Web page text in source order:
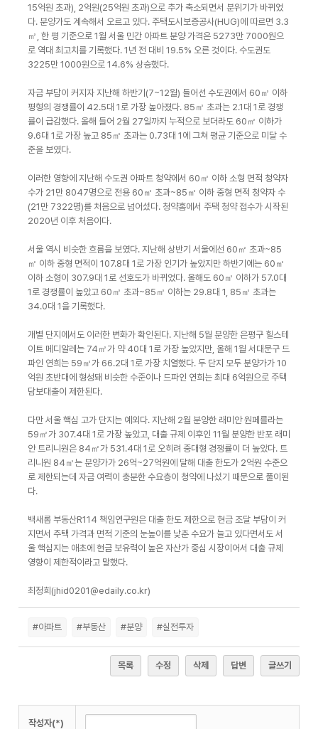
15억원 초과), 2억원(25억원 초과)으로 추가 축소되면서 분위기가 바뀌었
다. 분양가도 계속해서 오르고 있다. 주택도시보증공사(HUG)에 따르면 3.3
㎡, 한 평 기준으로 1월 서울 민간 아파트 분양 가격은 5273만 7000원으
로 역대 최고치를 기록했다. 1년 전 대비 19.5% 오른 것이다. 수도권도
3225만 1000원으로 14.6% 상승했다.
자금 부담이 커지자 지난해 하반기(7~12월) 들어선 수도권에서 60㎡ 이하
평형의 경쟁률이 42.5대 1로 가장 높아졌다. 85㎡ 초과는 2.1대 1로 경쟁
률이 급감했다. 올해 들어 2월 27일까지 누적으로 보더라도 60㎡ 이하가
9.6대 1로 가장 높고 85㎡ 초과는 0.73대 1에 그쳐 평균 기준으로 미달 수
준을 보였다.
이러한 영향에 지난해 수도권 아파트 청약에서 60㎡ 이하 소형 면적 청약자
수가 21만 8047명으로 전용 60㎡ 초과~85㎡ 이하 중형 면적 청약자 수
(21만 7322명)를 처음으로 넘어섰다. 청약홈에서 주택 청약 접수가 시작된
2020년 이후 처음이다.
서울 역시 비슷한 흐름을 보였다. 지난해 상반기 서울에선 60㎡ 초과~85
㎡ 이하 중형 면적이 107.8대 1로 가장 인기가 높았지만 하반기에는 60㎡
이하 소형이 307.9대 1로 선호도가 바뀌었다. 올해도 60㎡ 이하가 57.0대
1로 경쟁률이 높았고 60㎡ 초과~85㎡ 이하는 29.8대 1, 85㎡ 초과는
34.0대 1을 기록했다.
개별 단지에서도 이러한 변화가 확인된다. 지난해 5월 분양한 은평구 힐스테
이트 메디알레는 74㎡가 약 40대 1로 가장 높았지만, 올해 1월 서대문구 드
파인 연희는 59㎡가 66.2대 1로 가장 치열했다. 두 단지 모두 분양가가 10
억원 초반대에 형성돼 비슷한 수준이나 드파인 연희는 최대 6억원으로 주택
담보대출이 제한된다.
다만 서울 핵심 고가 단지는 예외다. 지난해 2월 분양한 래미안 원페를라는
59㎡가 307.4대 1로 가장 높았고, 대출 규제 이후인 11월 분양한 반포 래미
안 트리니원은 84㎡가 531.4대 1로 오히려 중대형 경쟁률이 더 높았다. 트
리니원 84㎡는 분양가가 26억~27억원에 달해 대출 한도가 2억원 수준으
로 제한되는데 자금 여력이 충분한 수요층이 청약에 나섰기 때문으로 풀이된
다.
백새롬 부동산R114 책임연구원은 대출 한도 제한으로 현금 조달 부담이 커
지면서 주택 가격과 면적 기준의 눈높이를 낮춘 수요가 늘고 있다면서도 서
울 핵심지는 애초에 현금 보유력이 높은 자산가 중심 시장이어서 대출 규제
영향이 제한적이라고 말했다.
최정희(jhid0201@edaily.co.kr)
#아파트 #부동산 #분양 #실전투자
목록 수정 삭제 답변 글쓰기
작성자(*)